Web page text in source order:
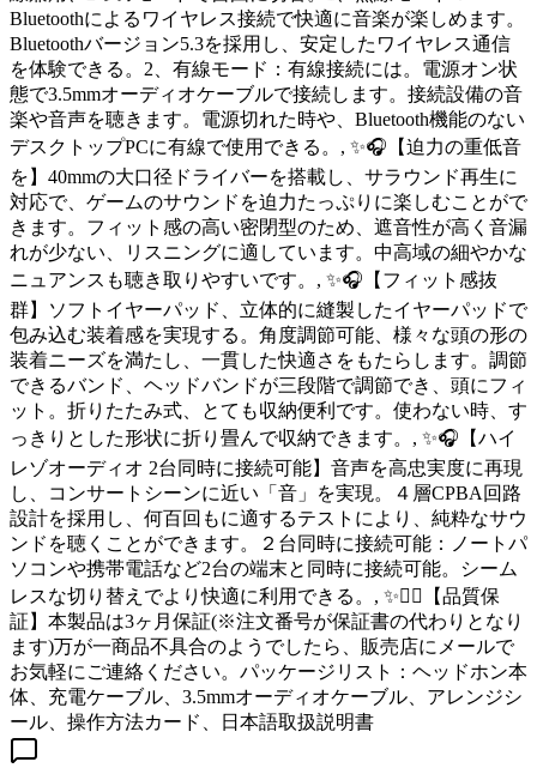
Bluetoothによるワイヤレス接続で快適に音楽が楽しめます。
Bluetoothバージョン5.3を採用し、安定したワイヤレス通信
を体験できる。2、有線モード：有線接続には。電源オン状
態で3.5mmオーディオケーブルで接続します。接続設備の音
楽や音声を聴きます。電源切れた時や、Bluetooth機能のない
デスクトップPCに有線で使用できる。, ✨🎧【迫力の重低音
を】40mmの大口径ドライバーを搭載し、サラウンド再生に
対応で、ゲームのサウンドを迫力たっぷりに楽しむことがで
きます。フィット感の高い密閉型のため、遮音性が高く音漏
れが少ない、リスニングに適しています。中高域の細やかな
ニュアンスも聴き取りやすいです。, ✨🎧【フィット感抜
群】ソフトイヤーパッド、立体的に縫製したイヤーパッドで
包み込む装着感を実現する。角度調節可能、様々な頭の形の
装着ニーズを満たし、一貫した快適さをもたらします。調節
できるバンド、ヘッドバンドが三段階で調節でき、頭にフィ
ット。折りたたみ式、とても収納便利です。使わない時、す
っきりとした形状に折り畳んで収納できます。, ✨🎧【ハイ
レゾオーディオ 2台同時に接続可能】音声を高忠実度に再現
し、コンサートシーンに近い「音」を実現。４層CPBA回路
設計を採用し、何百回もに適するテストにより、純粋なサウ
ンドを聴くことができます。２台同時に接続可能：ノートパ
ソコンや携帯電話など2台の端末と同時に接続可能。シーム
レスな切り替えでより快適に利用できる。, ✨💁‍♀【品質保
証】本製品は3ヶ月保証(※注文番号が保証書の代わりとなり
ます)万が一商品不具合のようでしたら、販売店にメールで
お気軽にご連絡ください。パッケージリスト：ヘッドホン本
体、充電ケーブル、3.5mmオーディオケーブル、アレンジシ
ール、操作方法カード、日本語取扱説明書